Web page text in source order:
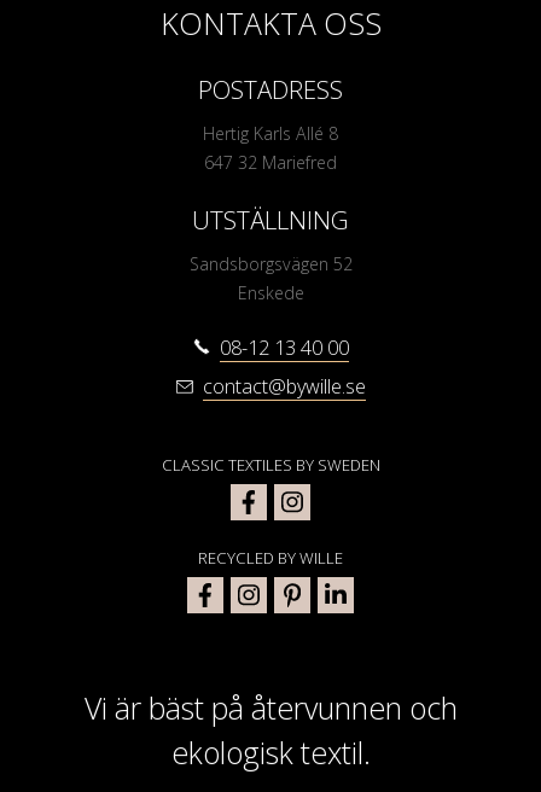
Vi är bäst på återvunnen och
ekologisk textil.
KONTAKTA OSS
POSTADRESS
Hertig Karls Allé 8
647 32 Mariefred
UTSTÄLLNING
Sandsborgsvägen 52
Enskede
08-12 13 40 00
contact@bywille.se
CLASSIC TEXTILES BY SWEDEN
RECYCLED BY WILLE